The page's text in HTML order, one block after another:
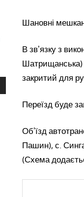
Шановні
В звʼязку з
Шатрищанська)
закритий для
Переїзд буде
Обʼїзд
Пашин), с.
(Схема